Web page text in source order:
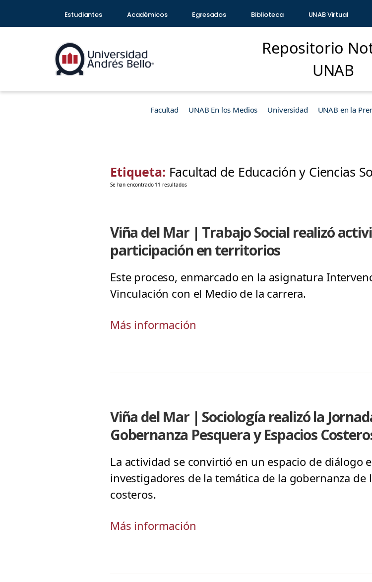
Estudiantes Académicos Egresados Biblioteca UNAB Virtual
Repositorio
UNAB
Facultad UNAB En los Medios Universidad UNAB en la
Etiqueta: Facultad de Educación y Ciencias
Se han encontrado 11 resultados
Viña del Mar | Trabajo Social realizó
participación en territorios
Este proceso, enmarcado en la asignatura
Vinculación con el Medio de la carrera.
Más información
Viña del Mar | Sociología realizó la
Gobernanza Pesquera y Espacios
La actividad se convirtió en un espacio de diálogo
investigadores de la temática de la gobernanza
costeros.
Más información